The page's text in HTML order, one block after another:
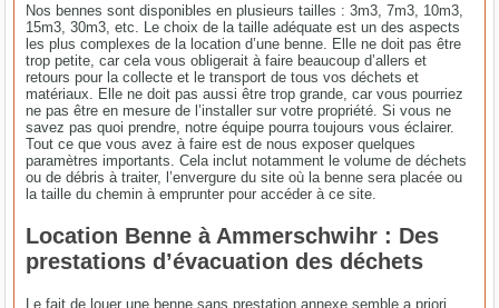
Nos bennes sont disponibles en plusieurs tailles : 3m3, 7m3, 10m3,
15m3, 30m3, etc. Le choix de la taille adéquate est un des aspects
les plus complexes de la location d’une benne. Elle ne doit pas être
trop petite, car cela vous obligerait à faire beaucoup d’allers et
retours pour la collecte et le transport de tous vos déchets et
matériaux. Elle ne doit pas aussi être trop grande, car vous pourriez
ne pas être en mesure de l’installer sur votre propriété. Si vous ne
savez pas quoi prendre, notre équipe pourra toujours vous éclairer.
Tout ce que vous avez à faire est de nous exposer quelques
paramètres importants. Cela inclut notamment le volume de déchets
ou de débris à traiter, l’envergure du site où la benne sera placée ou
la taille du chemin à emprunter pour accéder à ce site.
Location Benne à Ammerschwihr : Des
prestations d’évacuation des déchets
Le fait de louer une benne sans prestation annexe semble a priori